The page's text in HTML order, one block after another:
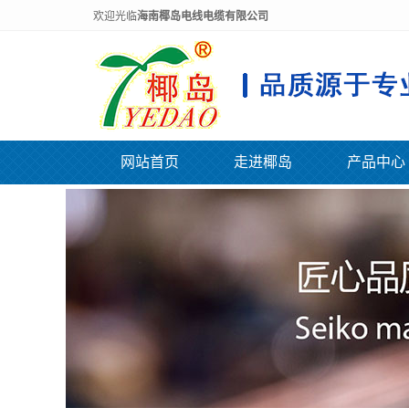
欢迎光临海南椰岛电线电缆有限公司
网站首页 走进椰岛 产品中心